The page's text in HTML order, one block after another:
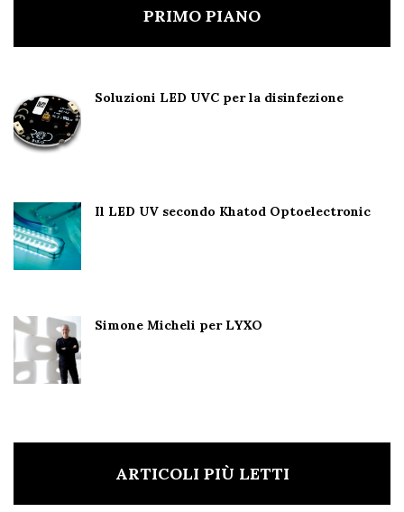
PRIMO PIANO
Soluzioni LED UVC per la disinfezione
Il LED UV secondo Khatod Optoelectronic
Simone Micheli per LYXO
ARTICOLI PIÙ LETTI